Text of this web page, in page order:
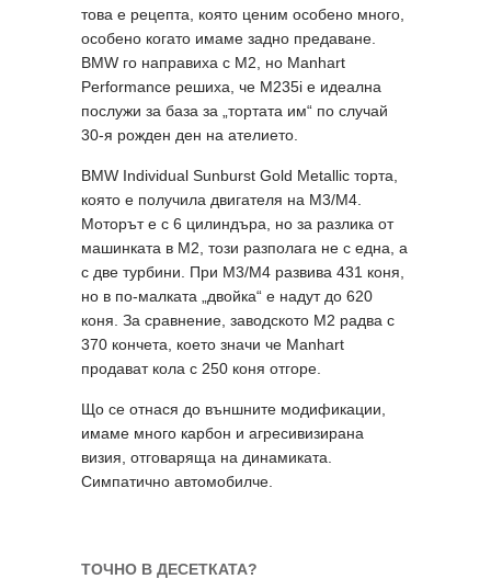
това е рецепта, която ценим особено много,
особено когато имаме задно предаване.
BMW го направиха с M2, но Manhart
Performance решиха, че M235i е идеална
послужи за база за „тортата им“ по случай
30-я рожден ден на ателието.
BMW Individual Sunburst Gold Metallic торта,
която е получила двигателя на M3/M4.
Моторът е с 6 цилиндъра, но за разлика от
машинката в M2, този разполага не с една, а
с две турбини. При M3/M4 развива 431 коня,
но в по-малката „двойка“ е надут до 620
коня. За сравнение, заводското M2 радва с
370 кончета, което значи че Manhart
продават кола с 250 коня отгоре.
Що се отнася до външните модификации,
имаме много карбон и агресивизирана
визия, отговаряща на динамиката.
Симпатично автомобилче.
ТОЧНО В ДЕСЕТКАТА?